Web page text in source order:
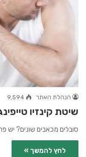
הנהלת האתר 9,594
שיטת קינזיו
סובלים מכאבים שונים? יש
לחץ להמשך »